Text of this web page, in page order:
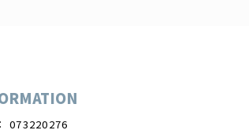
073220276